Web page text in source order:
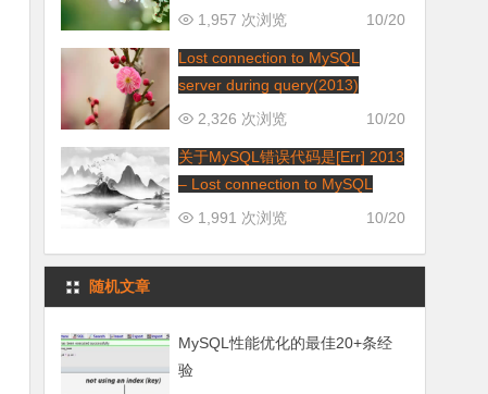
10/20
1,957 次浏览
Lost connection to MySQL
server during query(2013)
10/20
2,326 次浏览
关于MySQL错误代码是[Err] 2013
– Lost connection to MySQL
server during query
10/20
1,991 次浏览
随机文章
MySQL性能优化的最佳20+条经
验